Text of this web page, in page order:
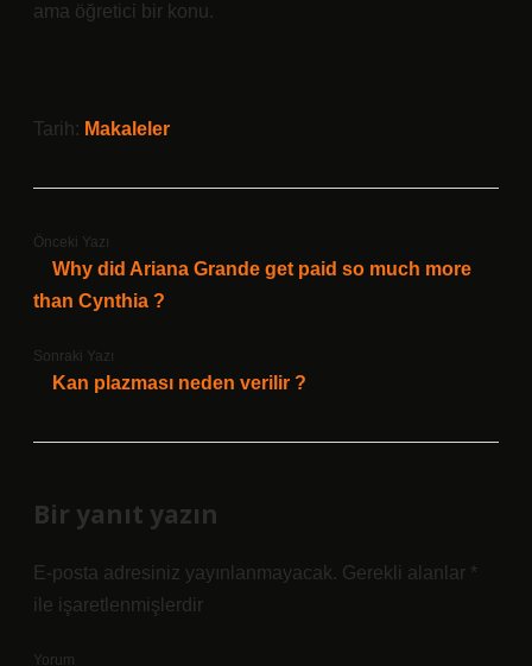
ama öğretici bir konu.
Tarih: Makaleler
Önceki Yazı
Why did Ariana Grande get paid so much more
than Cynthia ?
Sonraki Yazı
Kan plazması neden verilir ?
Bir yanıt yazın
E-posta adresiniz yayınlanmayacak. Gerekli alanlar *
ile işaretlenmişlerdir
Yorum